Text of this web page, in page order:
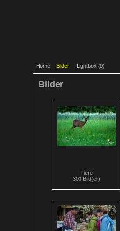
Home Bilder Lightbox (0)
Bilder
Tiere
303 Bild(er)